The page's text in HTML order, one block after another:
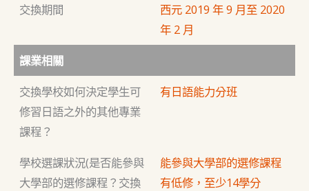
交換期間
西元 2019 年 9 月至 2020
年 2 月
課業相關
交換學校如何決定學生可
修習日語之外的其他專業
課程？
有日語能力分班
學校選課狀況(是否能參與
大學部的選修課程？交換
能參與大學部的選修課程
有低修，至少14學分